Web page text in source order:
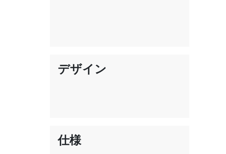
デザイン
仕様